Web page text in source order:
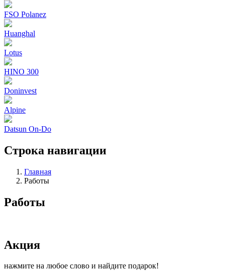
FSO Polanez
Huanghal
Lotus
HINO 300
Doninvest
Alpine
Datsun On-Do
Строка навигации
Главная
Работы
Работы
Акция
нажмите на любое слово и найдите подарок!